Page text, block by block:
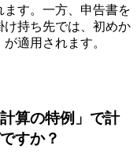
ます。一方、申告書を
持ち先では、初めか
が適用されます。
算の特例」で計
すか？